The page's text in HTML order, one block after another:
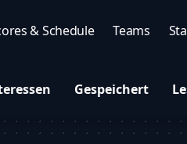
& Schedule Teams
Gespeichert